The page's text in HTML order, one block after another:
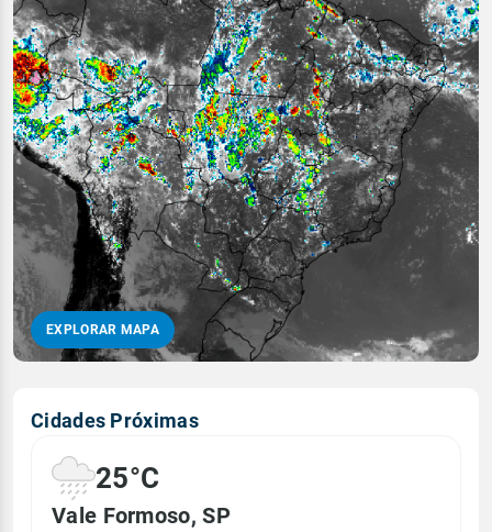
EXPLORAR MAPA
Cidades Próximas
25°C
Vale Formoso, SP